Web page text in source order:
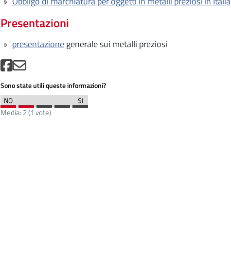
Presentazioni
presentazionegenerale sui metalli preziosi
Sono state utili queste informazioni?
Media:2(1 vote)